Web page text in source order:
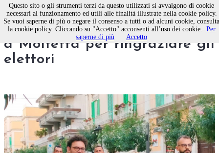
L’on. Rita Dalla Chiesa torna
a Molfetta per ringraziare gli
elettori
Questo sito o gli strumenti terzi da questo utilizzati si avvalgono di cookie
necessari al funzionamento ed utili alle finalità illustrate nella cookie policy.
Se vuoi saperne di più o negare il consenso a tutti o ad alcuni cookie, consulta
la cookie policy. Cliccando su "Accetto" acconsenti all’uso dei cookie. Per
saperne di più
Accetto